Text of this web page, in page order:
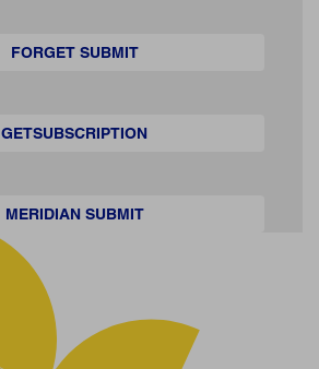
FORGET SUBMIT
GETSUBSCRIPTION
MERIDIAN SUBMIT